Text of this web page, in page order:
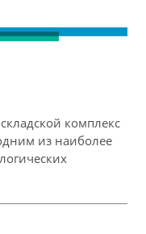
комплекс
из наиболее